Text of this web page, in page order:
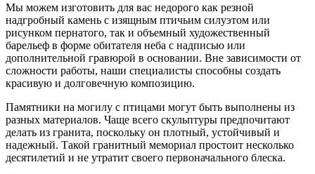
Мы можем изготовить для вас недорого как резной
надгробный камень с изящным птичьим силуэтом или
рисунком пернатого, так и объемный художественный
барельеф в форме обитателя неба с надписью или
дополнительной гравюрой в основании. Вне зависимости от
сложности работы, наши специалисты способны создать
красивую и долговечную композицию.
Памятники на могилу с птицами могут быть выполнены из
разных материалов. Чаще всего скульптуры предпочитают
делать из гранита, поскольку он плотный, устойчивый и
надежный. Такой гранитный мемориал простоит несколько
десятилетий и не утратит своего первоначального блеска.